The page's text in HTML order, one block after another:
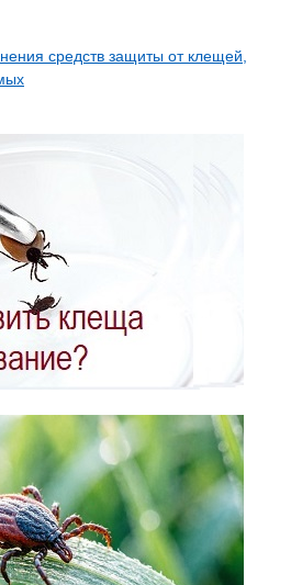
средств защиты от клещей,